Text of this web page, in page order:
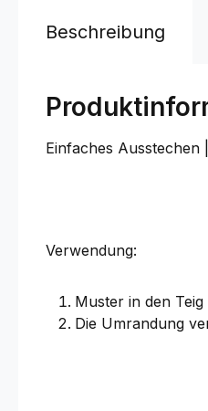
Beschreibung
Einfaches Ausstechen
Verwendung:
Muster in den
Die Umrandung